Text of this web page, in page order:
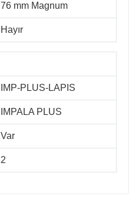
76 mm Magnum
Hayır
IMP-PLUS-LAPIS
IMPALA PLUS
Var
2